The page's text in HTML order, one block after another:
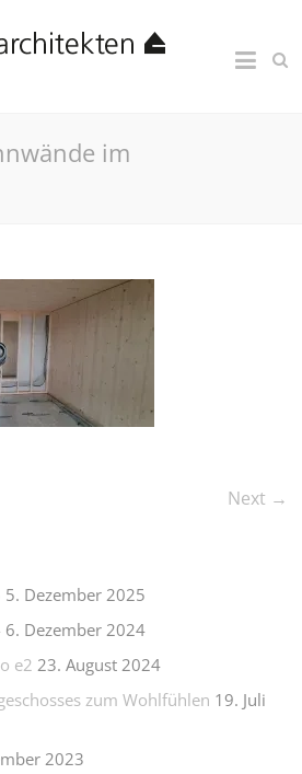
im
Next →
5. Dezember 2025
6. Dezember 2024
e2 23. August 2024
zum Wohlfühlen 19. Juli
2023